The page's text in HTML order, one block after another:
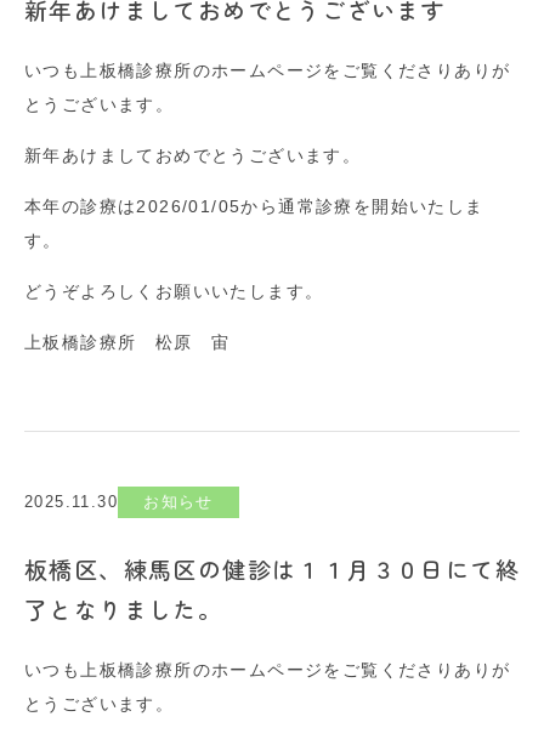
新年あけましておめでとうございます
いつも上板橋診療所のホームページをご覧くださりありが
とうございます。
新年あけましておめでとうございます。
本年の診療は2026/01/05から通常診療を開始いたしま
す。
どうぞよろしくお願いいたします。
上板橋診療所 松原 宙
2025.11.30 お知らせ
板橋区、練馬区の健診は１１月３０日にて終
了となりました。
いつも上板橋診療所のホームページをご覧くださりありが
とうございます。